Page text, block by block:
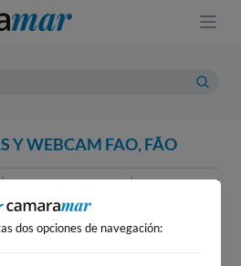
Y WEBCAM FAO, FÃO
METEOROLOGÍA MAREAS
FÃO
dos opciones de navegación: